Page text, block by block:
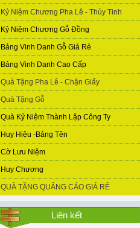
Kỷ Niệm Chương Pha Lê - Thủy Tinh
Kỷ Niệm Chương Gỗ Đồng
Bảng Vinh Danh Gỗ Giá Rẻ
Bảng Vinh Danh Cao Cấp
Quà Tặng Pha Lê - Chặn Giấy
Quà Tặng Gỗ
Quà Kỷ Niệm Thành Lập Công Ty
Huy Hiệu -Bảng Tên
Cờ Lưu Niệm
Huy Chương
QUÀ TẶNG QUẢNG CÁO GIÁ RẺ
Liên kết